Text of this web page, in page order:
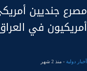
مصرع جنديين
أمريكيون في
أخبار دولية- منذ 2 شهر